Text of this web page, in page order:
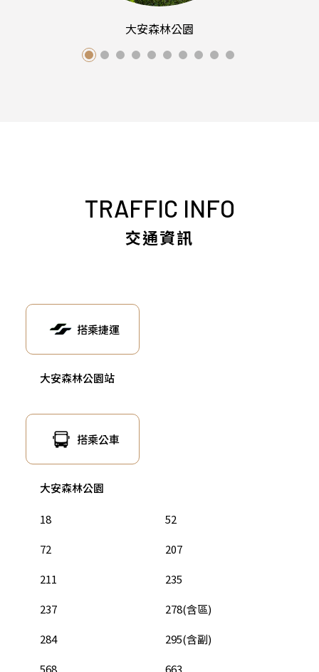
大安森林公園
TRAFFIC INFO
交通資訊
搭乘捷運
大安森林公園站
搭乘公車
大安森林公園
18
52
72
207
211
235
237
278(含區)
284
295(含副)
568
663